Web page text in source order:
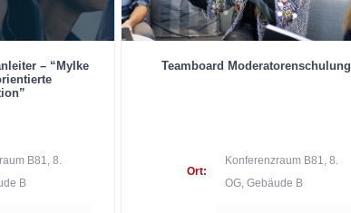
– “MyIke
B81, 8.
B
Teamboard Moderatorenschulung
Ort:
Konferenzraum B81, 8.
OG, Gebäude B